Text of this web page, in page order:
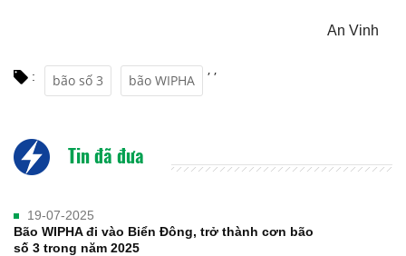
An Vinh
: bão số 3
,
bão WIPHA
,
Tin đã đưa
19-07-2025
Bão WIPHA đi vào Biển Đông, trở thành cơn bão
số 3 trong năm 2025